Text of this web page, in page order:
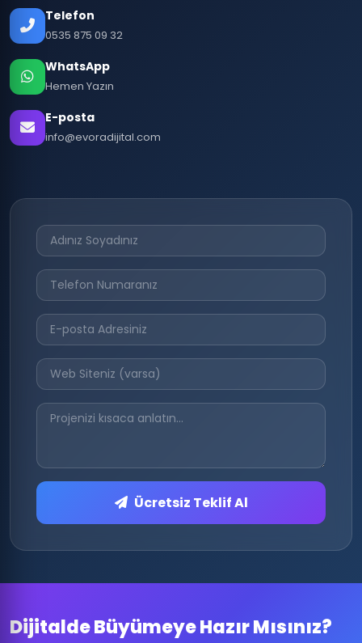
Telefon
0535 875 09 32
WhatsApp
Hemen Yazın
E-posta
info@evoradijital.com
Ücretsiz Teklif Al
Dijitalde Büyümeye Hazır Mısınız?